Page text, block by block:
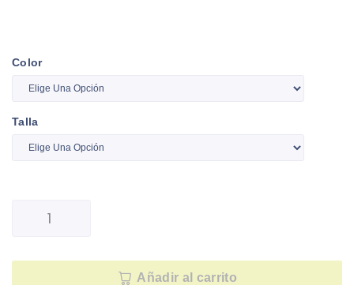
Color
Talla
Añadir al carrito